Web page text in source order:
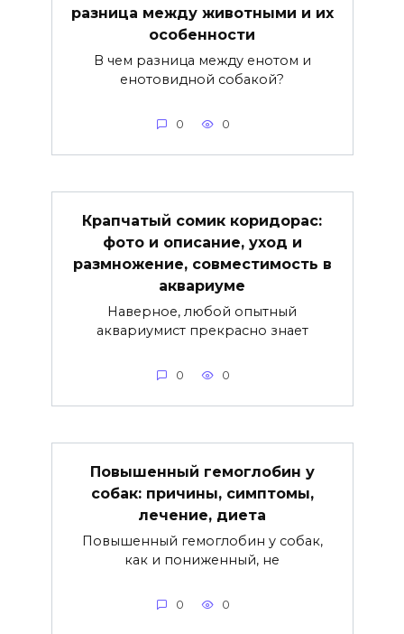
разница между животными и их
особенности
В чем разница между енотом и
енотовидной собакой?
0 0
Крапчатый сомик коридорас:
фото и описание, уход и
размножение, совместимость в
аквариуме
Наверное, любой опытный
аквариумист прекрасно знает
0 0
Повышенный гемоглобин у
собак: причины, симптомы,
лечение, диета
Повышенный гемоглобин у собак,
как и пониженный, не
0 0